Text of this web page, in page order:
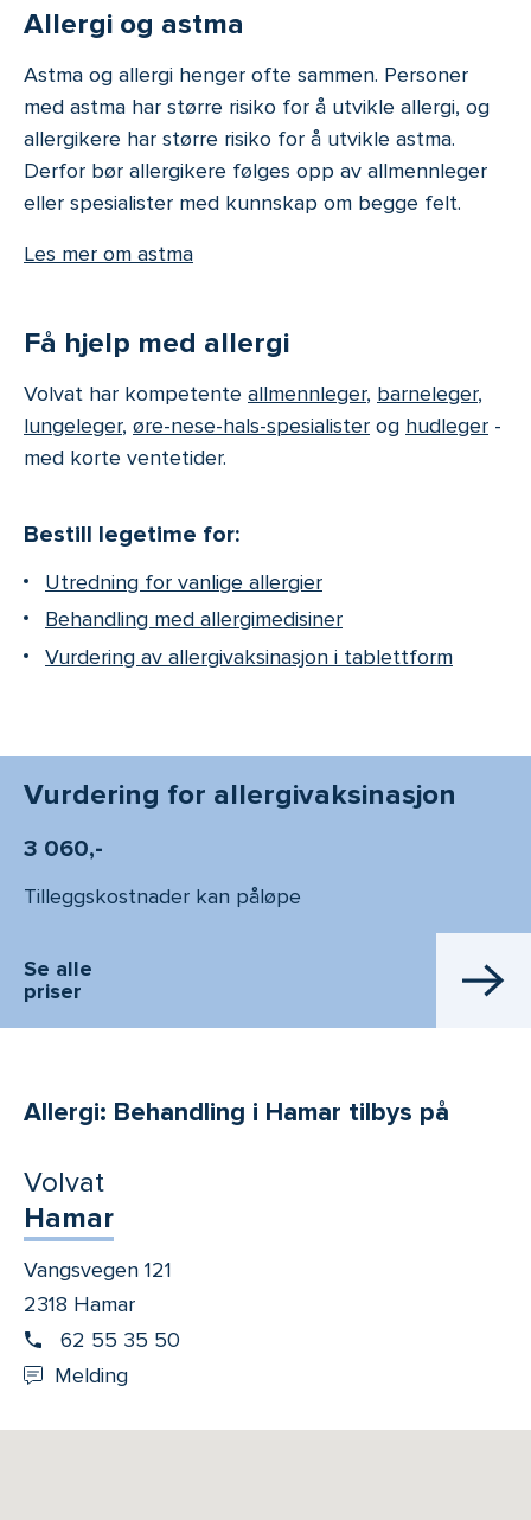
Allergi og astma
Astma og allergi henger ofte sammen. Personer
med astma har større risiko for å utvikle allergi, og
allergikere har større risiko for å utvikle astma.
Derfor bør allergikere følges opp av allmennleger
eller spesialister med kunnskap om begge felt.
Les mer om astma
Få hjelp med allergi
Volvat har kompetente allmennleger, barneleger,
lungeleger, øre-nese-hals-spesialister og hudleger -
med korte ventetider.
Bestill legetime for:
Utredning for vanlige allergier
Behandling med allergimedisiner
Vurdering av allergivaksinasjon i tablettform
Vurdering for allergivaksinasjon
3 060,-
Tilleggskostnader kan påløpe
Se alle
priser
Allergi: Behandling i Hamar tilbys på
Volvat
Hamar
Vangsvegen 121
2318 Hamar
62 55 35 50
Melding